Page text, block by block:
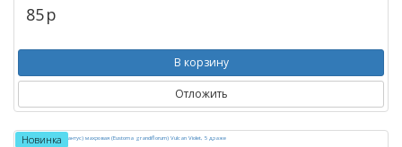
85p
В корзину
Отложить
Новинка